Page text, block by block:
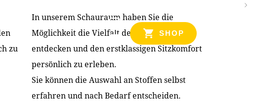
SHOP
zu
In unserem Schauraum haben Sie die
Möglichkeit die Vielfalt der Produkte zu
entdecken und den erstklassigen Sitzkomfort
persönlich zu erleben.
Sie können die Auswahl an Stoffen selbst
erfahren und nach Bedarf entscheiden.